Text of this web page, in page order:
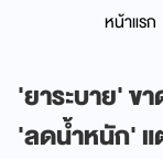
หน้าแรก
'ยาระบาย' ข
'ลดน้ำหนัก' แ